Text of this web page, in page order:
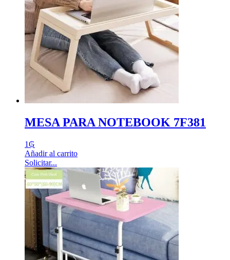
MESA PARA NOTEBOOK 7F381
1₲
Añadir al carrito
Solicitar...